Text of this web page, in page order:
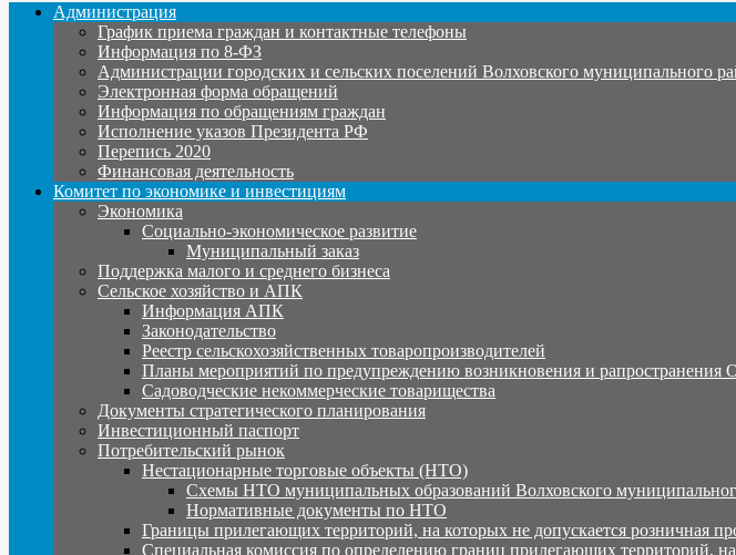
Администрация
График приема граждан и контактные телефоны
Информация по 8-ФЗ
Администрации городских и сельских поселений Волховского муниципального
Электронная форма обращений
Информация по обращениям граждан
Исполнение указов Президента РФ
Перепись 2020
Финансовая деятельность
Комитет по экономике и инвестициям
Экономика
Социально-экономическое развитие
Муниципальный заказ
Поддержка малого и среднего бизнеса
Сельское хозяйство и АПК
Информация АПК
Законодательство
Реестр сельскохозяйственных товаропроизводителей
Планы мероприятий по предупреждению возникновения и
Садоводческие некоммерческие товарищества
Документы стратегического планирования
Инвестиционный паспорт
Потребительский рынок
Нестационарные торговые объекты (НТО)
Схемы НТО муниципальных образований Волховского
Нормативные документы по НТО
Границы прилегающих территорий, на которых не допускается розничная
Специальная комиссия по определению границ прилегающих территорий,